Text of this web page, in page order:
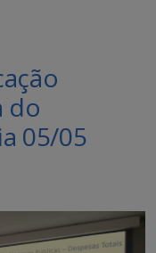
do
05/05